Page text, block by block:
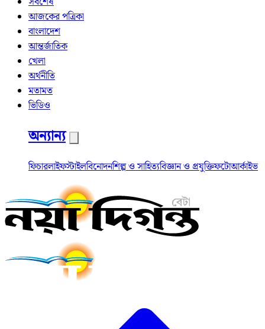
আজকের পত্রিকা
বাংলাদেশ
আন্তর্জাতিক
খেলা
অর্থনীতি
মতামত
ভিডিও
অন্যান্য
ফিচারলাইফস্টাইলবিনোদনশিল্প ও সাহিত্যবিজ্ঞান ও প্রযুক্তিফটোআর্কাইভ